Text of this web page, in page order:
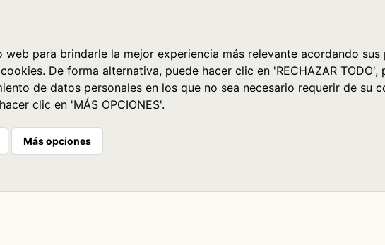
para brindarle la mejor experiencia más relevante acordando
De forma alternativa, puede hacer clic en 'RECHAZAR
de datos personales en los que no sea necesario requerir de su
clic en 'MÁS OPCIONES'.
Más opciones